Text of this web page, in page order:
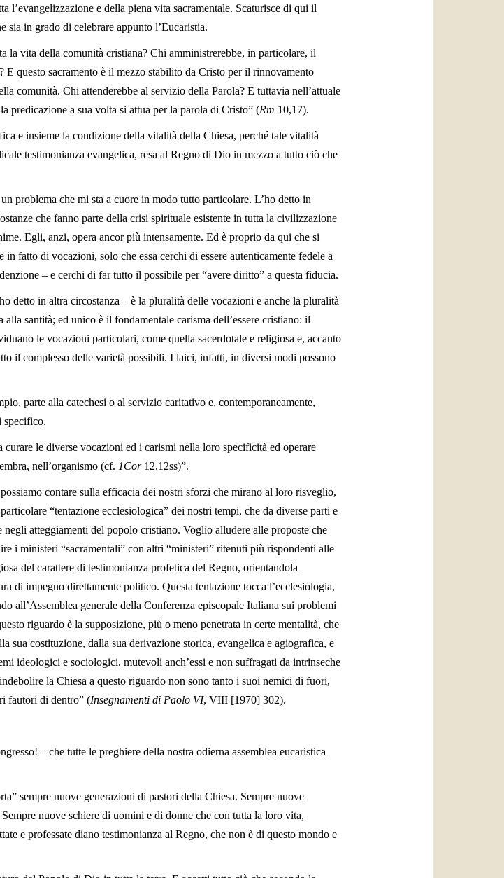
l’evangelizzazione e della piena vita sacramentale. Scaturisce di qui il
sia in grado di celebrare appunto l’Eucaristia.
la vita della comunità cristiana? Chi amministrerebbe, in particolare, il
E questo sacramento è il mezzo stabilito da Cristo per il rinnovamento
comunità. Chi attenderebbe al servizio della Parola? E tuttavia nell’attuale
predicazione a sua volta si attua per la parola di Cristo” (Rm 10,17).
e insieme la condizione della vitalità della Chiesa, perché tale vitalità
testimonianza evangelica, resa al Regno di Dio in mezzo a tutto ciò che
problema che mi sta a cuore in modo tutto particolare. L’ho detto in
che fanno parte della crisi spirituale esistente in tutta la civilizzazione
Egli, anzi, opera ancor più intensamente. Ed è proprio da qui che si
fatto di vocazioni, solo che essa cerchi di essere autenticamente fedele a
– e cerchi di far tutto il possibile per “avere diritto” a questa fiducia.
detto in altra circostanza – è la pluralità delle vocazioni e anche la pluralità
santità; ed unico è il fondamentale carisma dell’essere cristiano: il
le vocazioni particolari, come quella sacerdotale e religiosa e, accanto
il complesso delle varietà possibili. I laici, infatti, in diversi modi possono
parte alla catechesi o al servizio caritativo e, contemporaneamente,
specifico.
le diverse vocazioni ed i carismi nella loro specificità ed operare
nell’organismo (cf. 1Cor 12,12ss)”.
contare sulla efficacia dei nostri sforzi che mirano al loro risveglio,
“tentazione ecclesiologica” dei nostri tempi, che da diverse parti e
atteggiamenti del popolo cristiano. Voglio alludere alle proposte che
i ministeri “sacramentali” con altri “ministeri” ritenuti più rispondenti alle
del carattere di testimonianza profetica del Regno, orientandola
di impegno direttamente politico. Questa tentazione tocca l’ecclesiologia,
all’Assemblea generale della Conferenza episcopale Italiana sui problemi
riguardo è la supposizione, più o meno penetrata in certe mentalità, che
sua costituzione, dalla sua derivazione storica, evangelica e agiografica, e
ideologici e sociologici, mutevoli anch’essi e non suffragati da intrinseche
la Chiesa a questo riguardo non sono tanto i suoi nemici di fuori,
fautori di dentro” (Insegnamenti di Paolo VI, VIII [1970] 302).
– che tutte le preghiere della nostra odierna assemblea eucaristica
sempre nuove generazioni di pastori della Chiesa. Sempre nuove
nuove schiere di uomini e di donne che con tutta la loro vita,
e professate diano testimonianza al Regno, che non è di questo mondo e